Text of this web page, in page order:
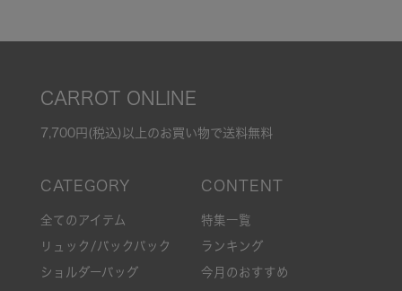
CARROT ONLINE
7,700円(税込)以上のお買い物で送料無料
全てのアイテム
リュック/バックパック
ショルダーバッグ
特集一覧
ランキング
今月のおすすめ